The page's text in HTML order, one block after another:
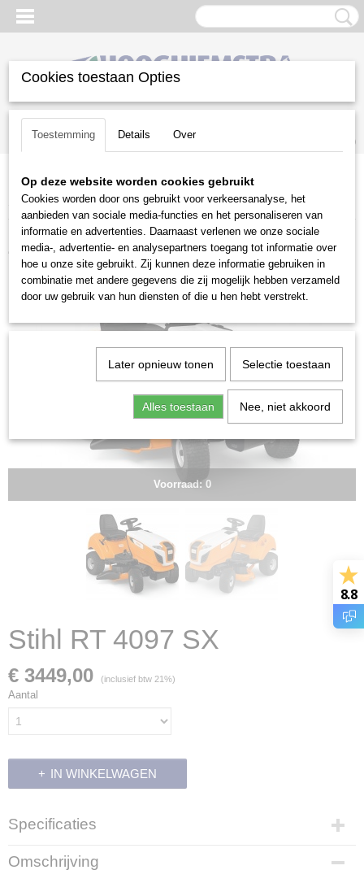
Inloggen Registreren
(0)
Home >Aanbiedingen>Zitmaaier aanbiedingen
SX
Zitmaaier aanbieding
Voorraad: 0
Stihl RT 4097 SX
€ 3449,00 (inclusief btw 21%)
Aantal
IN WINKELWAGEN
Specificaties
Productcode
700340
Omschrijving
8.8
Cookies toestaan Opties
Toestemming Details Over
Op deze website worden cookies gebruikt
Cookies worden door ons gebruikt voor verkeersanalyse, het
aanbieden van sociale media-functies en het personaliseren van
informatie en advertenties. Daarnaast verlenen we onze sociale
media-, advertentie- en analysepartners toegang tot informatie over
hoe u onze site gebruikt. Zij kunnen deze informatie gebruiken in
combinatie met andere gegevens die zij mogelijk hebben verzameld
door uw gebruik van hun diensten of die u hen hebt verstrekt.
Later opnieuw tonen Selectie toestaan
Alles toestaan Nee, niet akkoord